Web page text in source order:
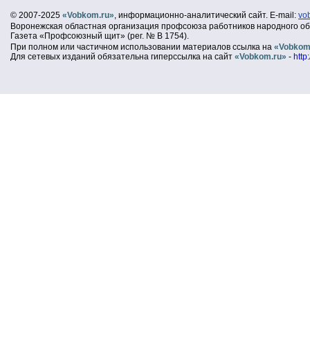
© 2007-2025 «Vobkom.ru», информационно-аналитический сайт. E-mail:
Воронежская областная организация профсоюза работников народного
Газета «Профсоюзный щит» (рег. № В 1754).
При полном или частичном использовании материалов ссылка на
Для сетевых изданий обязательна гиперссылка на сайт «Vobkom.ru» -